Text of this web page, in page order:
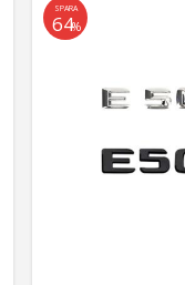
SPARA
64%